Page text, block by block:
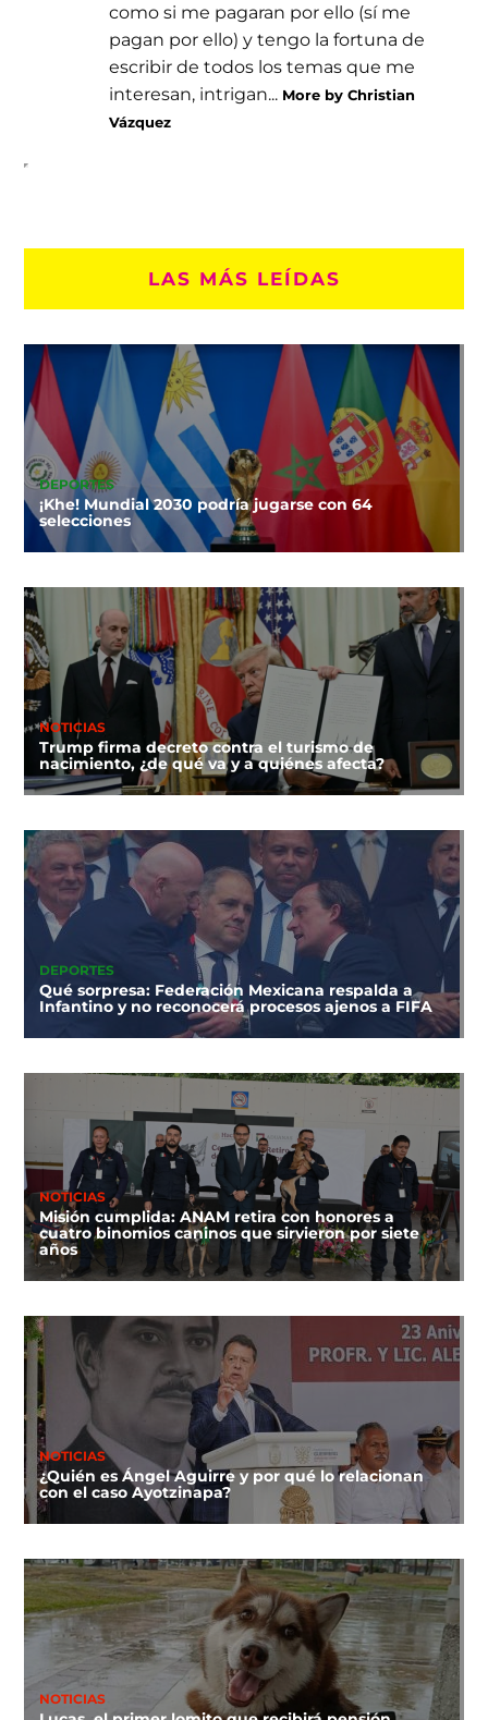
como si me pagaran por ello (sí me
pagan por ello) y tengo la fortuna de
escribir de todos los temas que me
interesan, intrigan... More by Christian
Vázquez
LAS MÁS LEÍDAS
DEPORTES
¡Khe! Mundial 2030 podría jugarse con 64
selecciones
NOTICIAS
Trump firma decreto contra el turismo de
nacimiento, ¿de qué va y a quiénes afecta?
DEPORTES
Qué sorpresa: Federación Mexicana respalda a
Infantino y no reconocerá procesos ajenos a FIFA
NOTICIAS
Misión cumplida: ANAM retira con honores a
cuatro binomios caninos que sirvieron por siete
años
NOTICIAS
¿Quién es Ángel Aguirre y por qué lo relacionan
con el caso Ayotzinapa?
NOTICIAS